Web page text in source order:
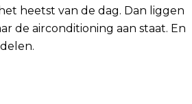
heetst van de dag. Dan liggen
de airconditioning aan staat. En